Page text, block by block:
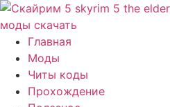
Перейти
к
содержимому
Главная
Моды
Читы коды
Прохождение